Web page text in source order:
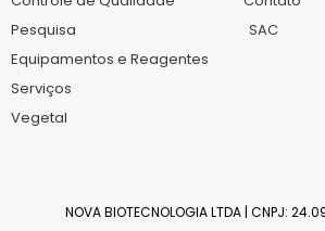
Pesquisa
Equipamentos e Reagentes
Serviços
Vegetal
SAC
NOVA BIOTECNOLOGIA LTDA | CNPJ: